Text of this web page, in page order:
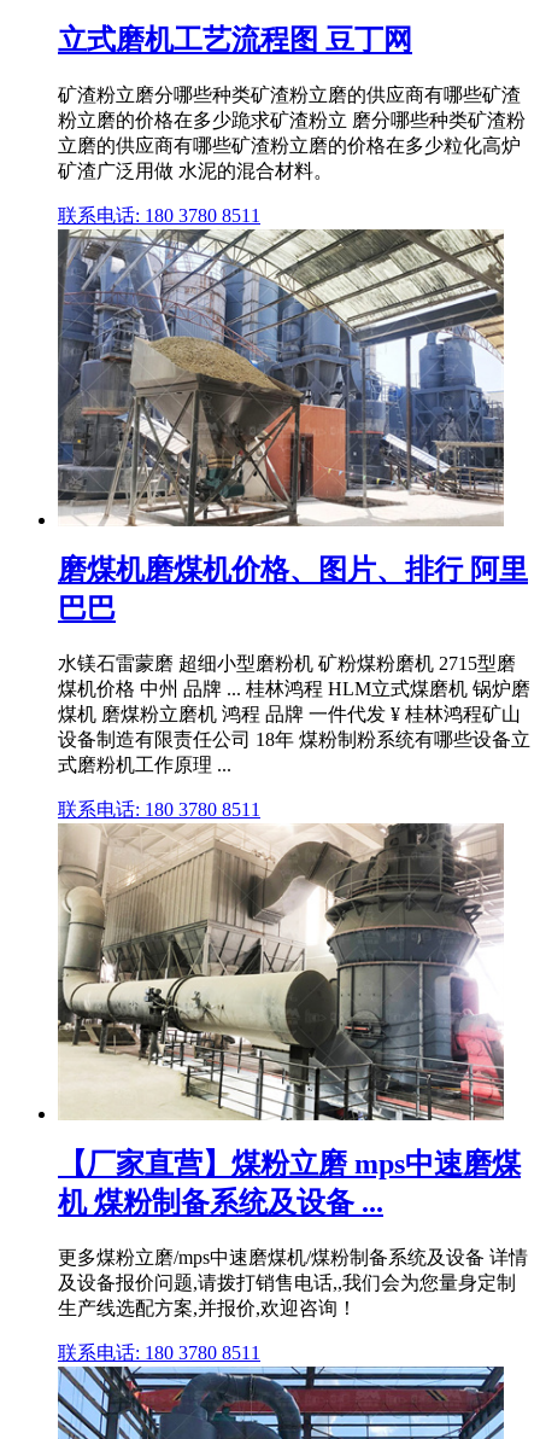
立式磨机工艺流程图 豆丁网
矿渣粉立磨分哪些种类矿渣粉立磨的供应商有哪些矿渣
粉立磨的价格在多少跪求矿渣粉立 磨分哪些种类矿渣粉
立磨的供应商有哪些矿渣粉立磨的价格在多少粒化高炉
矿渣广泛用做 水泥的混合材料。
联系电话: 180 3780 8511
磨煤机磨煤机价格、图片、排行 阿里
巴巴
水镁石雷蒙磨 超细小型磨粉机 矿粉煤粉磨机 2715型磨
煤机价格 中州 品牌 ... 桂林鸿程 HLM立式煤磨机 锅炉磨
煤机 磨煤粉立磨机 鸿程 品牌 一件代发 ¥ 桂林鸿程矿山
设备制造有限责任公司 18年 煤粉制粉系统有哪些设备立
式磨粉机工作原理 ...
联系电话: 180 3780 8511
【厂家直营】煤粉立磨 mps中速磨煤
机 煤粉制备系统及设备 ...
更多煤粉立磨/mps中速磨煤机/煤粉制备系统及设备 详情
及设备报价问题,请拨打销售电话,,我们会为您量身定制
生产线选配方案,并报价,欢迎咨询！
联系电话: 180 3780 8511